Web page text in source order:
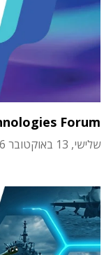
Forum
שלישי, 13 באוקטובר 2026